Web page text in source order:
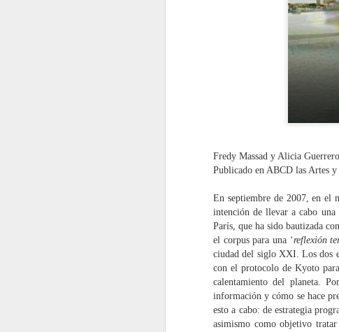
Fredy Massad y Alicia
Publicado en ABCD las Artes
En septiembre de 2007, en el
intención de llevar a cabo
París, que ha sido bautizada
el corpus para una ‘reflexión
ciudad del siglo XXI. Los dos
con el protocolo de Kyoto
calentamiento del planeta.
información y cómo se hace
esto a cabo: de estrategia
asimismo como objetivo